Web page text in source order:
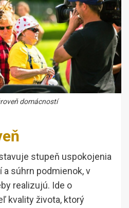
domácností
stupeň uspokojenia
súhrn podmienok, v
realizujú. Ide o
kvality života, ktorý